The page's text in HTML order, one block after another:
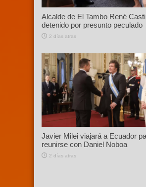
Alcalde de El Tambo René
detenido por presunto peculado
2 días atras
Javier Milei viajará a Ecuador
reunirse con Daniel Noboa
2 días atras